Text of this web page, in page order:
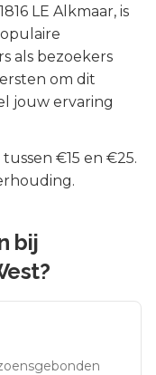
LE Alkmaar, is
als bezoekers
om dit
jouw ervaring
€15 en €25.
bij
?